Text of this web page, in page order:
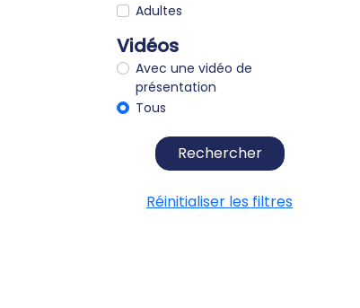
Adultes
Vidéos
Avec une vidéo de
présentation
Tous
Rechercher
Réinitialiser les filtres